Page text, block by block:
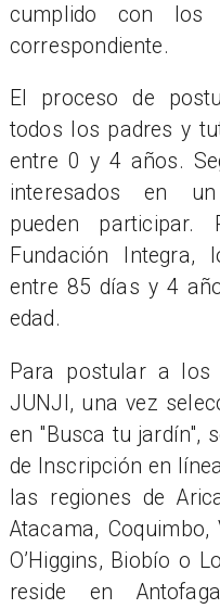
cumplido con los
correspondiente.
El proceso de
todos los padres y
entre 0 y 4 años.
interesados en un
pueden
Fundación Integra,
entre 85 días y 4
edad.
Para postular a los
JUNJI, una vez
en "Busca tu jardín",
de Inscripción en
las regiones de
Atacama,
O’Higgins, Biobío o
reside en